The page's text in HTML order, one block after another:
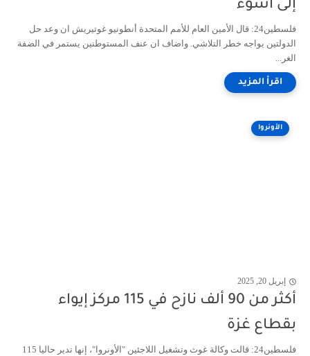
إلى أسوء
فلسطين24: قال الأمين العام للأمم المتحدة أنطونيو غوتيريش ان وعد حل
الدولتين يواجه خطر التلاشي. واضاف ان عنف المستوطنين يستمر في الضفة
الغر...
الأونروا
إبريل 20, 2025
أكثر من 90 ألف نازح في 115 مركز إيواء
بقطاع غزة
فلسطين24: قالت وكالة غوث وتشغيل اللاجئين "الأونروا"، إنها تدير حاليا 115